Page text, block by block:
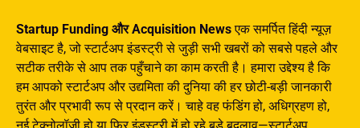
Startup Funding और Acquisition Newsएक समर्पित हिंदी न्यूज़
वेबसाइट है, जो स्टार्टअप इंडस्ट्री से जुड़ी सभी खबरों को सबसे पहले और
सटीक तरीके से आप तक पहुँचाने का काम करती है। हमारा उद्देश्य है कि
हम आपको स्टार्टअप और उद्यमिता की दुनिया की हर छोटी-बड़ी जानकारी
तुरंत और प्रभावी रूप से प्रदान करें। चाहे वह फंडिंग हो, अधिग्रहण हो,
नई टेक्नोलॉजी हो या फिर इंडस्ट्री में हो रहे बड़े बदलाव—स्टार्टअप